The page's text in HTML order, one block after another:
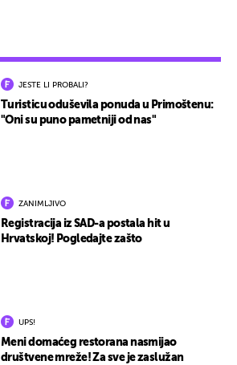
JESTE LI PROBALI?
Turisticu oduševila ponuda u Primoštenu:
"Oni su puno pametniji od nas"
ZANIMLJIVO
Registracija iz SAD-a postala hit u
Hrvatskoj! Pogledajte zašto
UPS!
Meni domaćeg restorana nasmijao
društvene mreže! Za sve je zaslužan